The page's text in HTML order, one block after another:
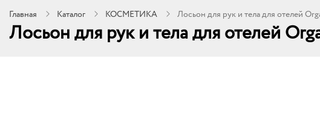
Главная Каталог КОСМЕТИКА Лосьон для рук и тела для отелей
Лосьон для рук и тела для отелей